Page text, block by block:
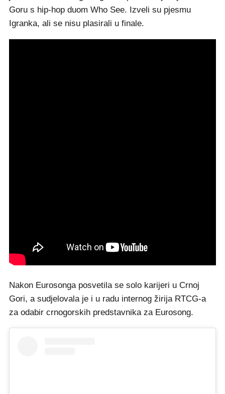
Goru s hip-hop duom Who See. Izveli su pjesmu
Igranka, ali se nisu plasirali u finale.
Nakon Eurosonga posvetila se solo karijeri u Crnoj
Gori, a sudjelovala je i u radu internog žirija RTCG-a
za odabir crnogorskih predstavnika za Eurosong.